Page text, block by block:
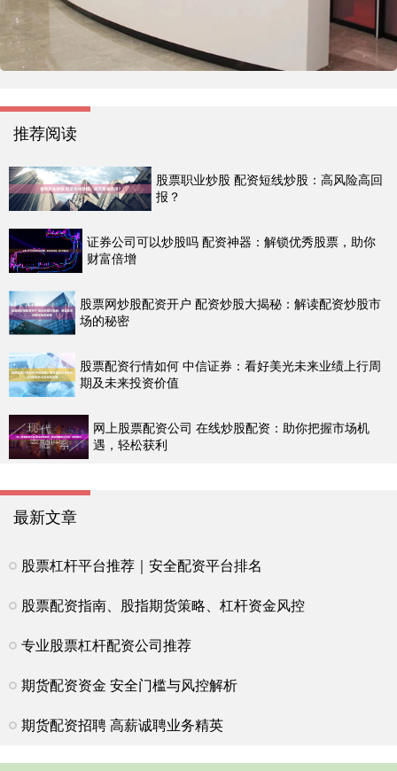
推荐阅读
股票职业炒股 配资短线炒股：高风险高回
报？
证券公司可以炒股吗 配资神器：解锁优秀股票，助你
财富倍增
股票网炒股配资开户 配资炒股大揭秘：解读配资炒股市
场的秘密
股票配资行情如何 中信证券：看好美光未来业绩上行周
期及未来投资价值
网上股票配资公司 在线炒股配资：助你把握市场机
遇，轻松获利
最新文章
股票杠杆平台推荐｜安全配资平台排名
股票配资指南、股指期货策略、杠杆资金风控
专业股票杠杆配资公司推荐
期货配资资金 安全门槛与风控解析
期货配资招聘 高薪诚聘业务精英